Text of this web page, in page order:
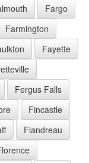
Fargo
Farmington
Fayette
Fergus Falls
Fincastle
Flandreau